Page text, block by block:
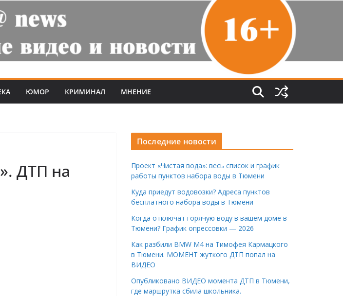
ЮМОР КРИМИНАЛ МНЕНИЕ
ДТП на
Последние новости
Проект «Чистая вода»: весь список и график
работы пунктов набора воды в Тюмени
Куда приедут водовозки? Адреса пунктов
бесплатного набора воды в Тюмени
Когда отключат горячую воду в вашем доме в
Тюмени? График опрессовки — 2026
Как разбили BMW M4 на Тимофея Кармацкого
в Тюмени. МОМЕНТ жуткого ДТП попал на
ВИДЕО
Опубликовано ВИДЕО момента ДТП в Тюмени,
где маршрутка сбила школьника.